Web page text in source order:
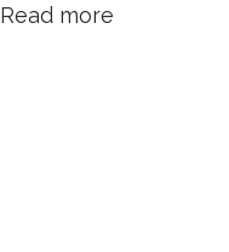
Read more